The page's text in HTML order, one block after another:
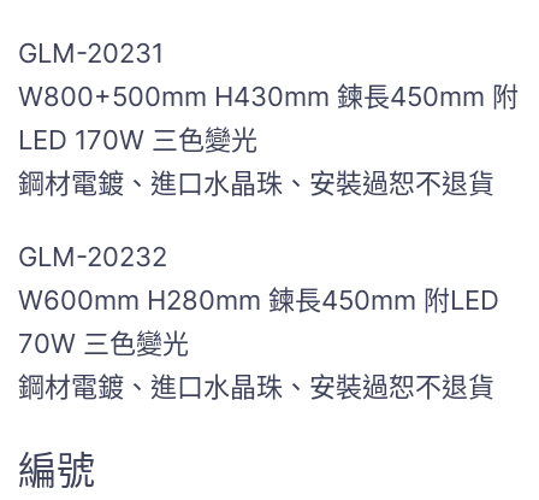
GLM-20231
W800+500mm H430mm 鍊長450mm 附
LED 170W 三色變光
鋼材電鍍、進口水晶珠、安裝過恕不退貨
GLM-20232
W600mm H280mm 鍊長450mm 附LED
70W 三色變光
鋼材電鍍、進口水晶珠、安裝過恕不退貨
編號